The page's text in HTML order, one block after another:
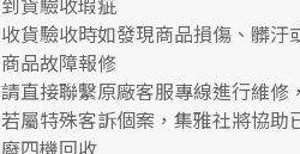
收貨驗收時如發現商品損傷、髒汙
商品故障報修
請直接聯繫原廠客服專線進行維修
若屬特殊客訴個案，集雅社將協助
廢四機回收